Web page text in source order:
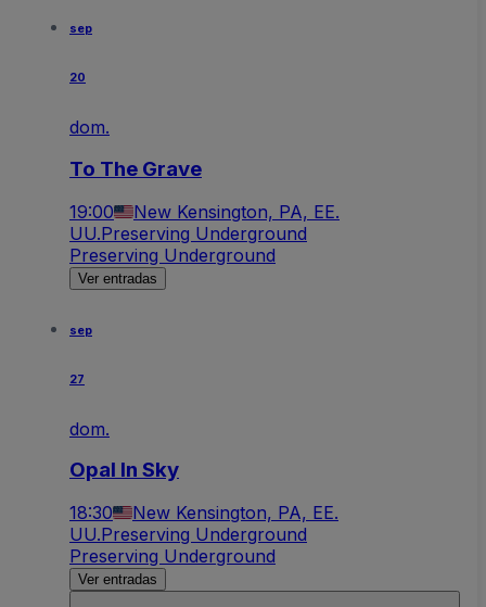
sep
20
dom.
To The Grave
19:00
New Kensington, PA, EE.
UU.Preserving Underground
Preserving Underground
Ver entradas
sep
27
dom.
Opal In Sky
18:30
New Kensington, PA, EE.
UU.Preserving Underground
Preserving Underground
Ver entradas